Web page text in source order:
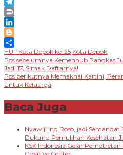
Telegram
Print
LinkedIn
Blogger
Share
HUT Kota Depok ke-25 Kota Depok
Navigasi
pos
Pos sebelumnya Kemenhub Pangkas
Jadi 17, Simak Daftarnya!
Pos berikutnya Memaknai Kartini,
Untuk Keluarga
Baca Juga
Nyawiji ing Roso, jadi Semangat
Dukung Pemulihan Kesehatan
KSK Indonesia Gelar